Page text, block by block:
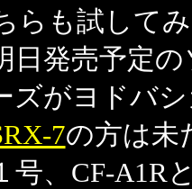
らも試して
発売予定の
ズがヨドバ
7の方は未
、CF-A1R